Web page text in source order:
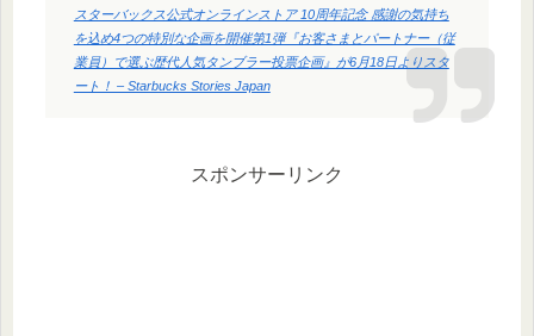
スターバックス公式オンラインストア 10周年記念 感謝の気持ち
を込め4つの特別な企画を開催第1弾『お客さまとパートナー（従
業員）で選ぶ歴代人気タンブラー投票企画』が6月18日よりスタ
ート！ – Starbucks Stories Japan
スポンサーリンク